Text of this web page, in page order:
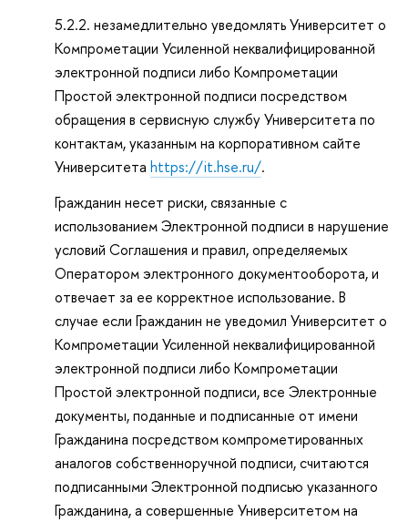
5.2.2. незамедлительно уведомлять Университет о
Компрометации Усиленной неквалифицированной
электронной подписи либо Компрометации
Простой электронной подписи посредством
обращения в сервисную службу Университета по
контактам, указанным на корпоративном сайте
Университета https://it.hse.ru/.
Гражданин несет риски, связанные с
использованием Электронной подписи в нарушение
условий Соглашения и правил, определяемых
Оператором электронного документооборота, и
отвечает за ее корректное использование. В
случае если Гражданин не уведомил Университет о
Компрометации Усиленной неквалифицированной
электронной подписи либо Компрометации
Простой электронной подписи, все Электронные
документы, поданные и подписанные от имени
Гражданина посредством компрометированных
аналогов собственноручной подписи, считаются
подписанными Электронной подписью указанного
Гражданина, а совершенные Университетом на